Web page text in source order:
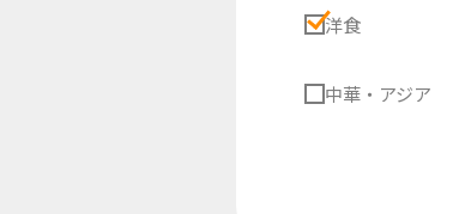
洋食
中華・アジア